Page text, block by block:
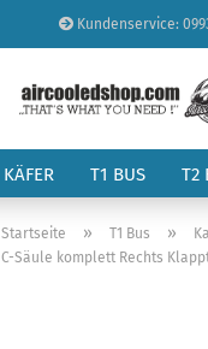
Kundenservice:
KÄFER T1 BUS T2
Startseite » T1 Bus »
C-Säule komplett Rechts